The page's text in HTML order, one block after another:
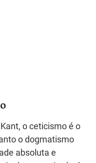
o ceticismo é o
o dogmatismo
absoluta e